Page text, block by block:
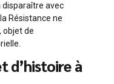
disparaître avec
Résistance ne
objet de
d’histoire à